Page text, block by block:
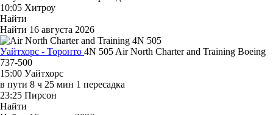
10:05 Хитроу
Найти
Найти 16 августа 2026
Уайтхорс - Торонто 4N 505 Air North Charter and Training Boeing
737-500
15:00 Уайтхорс
в пути 8 ч 25 мин 1 пересадка
23:25 Пирсон
Найти